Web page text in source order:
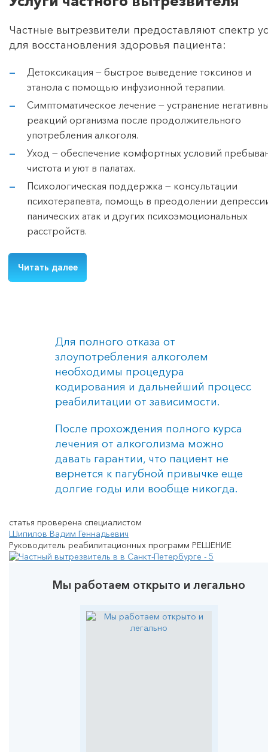
Частные вытрезвители предоставляют спектр
для восстановления здоровья пациента:
Детоксикация — быстрое выведение токсинов и
этанола с помощью инфузионной терапии.
Симптоматическое лечение — устранение
реакций организма после продолжительного
употребления алкоголя.
Уход — обеспечение комфортных условий
чистота и уют в палатах.
Психологическая поддержка — консультации
психотерапевта, помощь в преодолении
панических атак и других психоэмоциональных
расстройств.
Читать далее
Для полного отказа от
злоупотребления алкоголем
необходимы процедура
кодирования и дальнейший процесс
реабилитации от зависимости.
После прохождения полного курса
лечения от алкоголизма можно
давать гарантии, что пациент не
вернется к пагубной привычке еще
долгие годы или вообще никогда.
статья проверена специалистом
Шипилов Вадим Геннадьевич
Руководитель реабилитационных программ РЕШЕНИЕ
Мы работаем открыто и легально